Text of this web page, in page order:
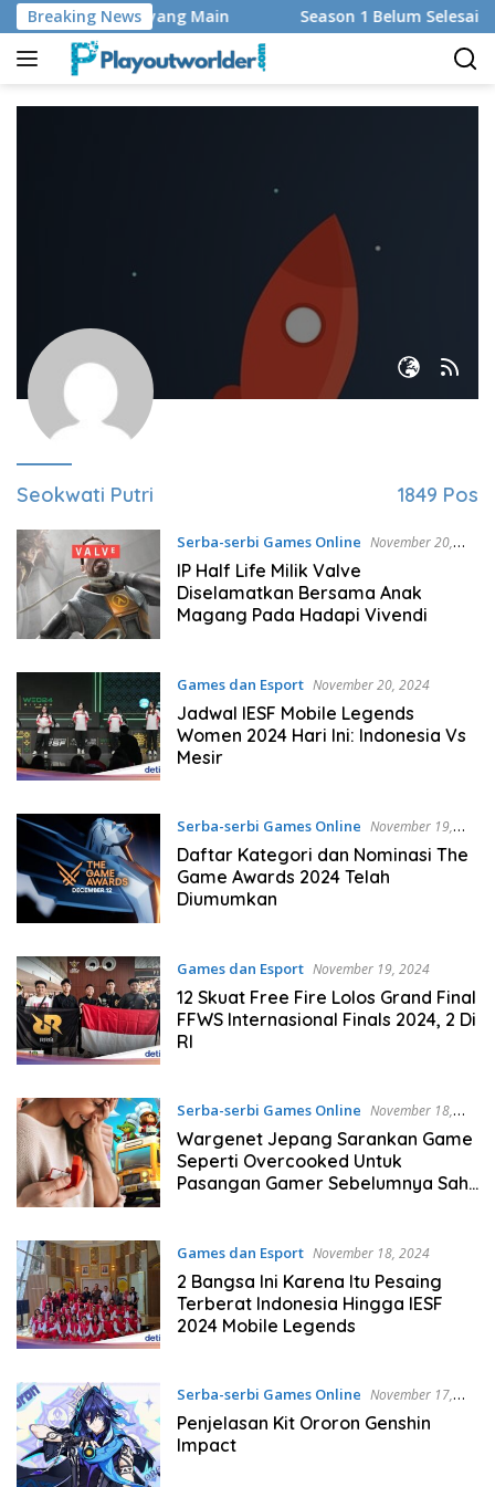
Langsung
ke
konten
Breaking News
dan Regu yang Main Season 1 Belum Selesai,
Seokwati Putri 1849 Pos
Serba-serbi Games Online November 20,
2024
IP Half Life Milik Valve
Diselamatkan Bersama Anak
Magang Pada Hadapi Vivendi
Games dan Esport November 20, 2024
Jadwal IESF Mobile Legends
Women 2024 Hari Ini: Indonesia Vs
Mesir
Serba-serbi Games Online November 19,
2024
Daftar Kategori dan Nominasi The
Game Awards 2024 Telah
Diumumkan
Games dan Esport November 19, 2024
12 Skuat Free Fire Lolos Grand Final
FFWS Internasional Finals 2024, 2 Di
RI
Serba-serbi Games Online November 18,
2024
Wargenet Jepang Sarankan Game
Seperti Overcooked Untuk
Pasangan Gamer Sebelumnya Sah
Games dan Esport November 18, 2024
2 Bangsa Ini Karena Itu Pesaing
Terberat Indonesia Hingga IESF
2024 Mobile Legends
Serba-serbi Games Online November 17,
2024
Penjelasan Kit Ororon Genshin
Impact